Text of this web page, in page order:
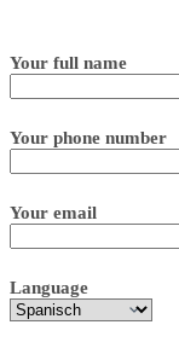
Your full name
Your phone number
Your email
Language